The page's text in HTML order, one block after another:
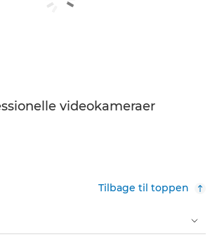
videokameraer
Tilbage til toppen